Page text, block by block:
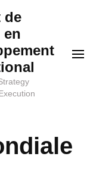
de
en